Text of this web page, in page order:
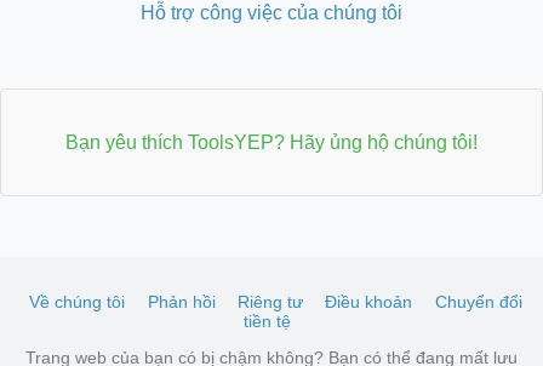
Hỗ trợ công việc của chúng tôi
Bạn yêu thích ToolsYEP? Hãy ủng hộ chúng tôi!
Về chúng tôi Phản hồi Riêng tư Điều khoản
Chuyển đổi
tiền tệ
Trang web của bạn có bị chậm không? Bạn có thể đang mất lưu